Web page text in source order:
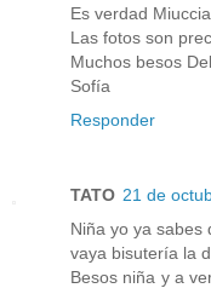
Es verdad
Las fotos son
Muchos besos
Sofía
Responder
TATO 21 de
Niña yo ya sabes
vaya bisutería la
Besos niña y a